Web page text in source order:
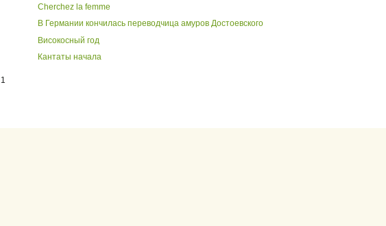
Cherchez la femme
В Германии кончилась переводчица амуров Достоевского
Високосный год
Кантаты начала
1